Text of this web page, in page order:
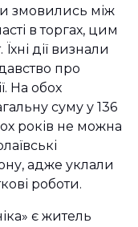
змовились між
в торгах, цим
дії визнали
про
На обох
суму у 136
років не можна
адже уклали
роботи.
є житель